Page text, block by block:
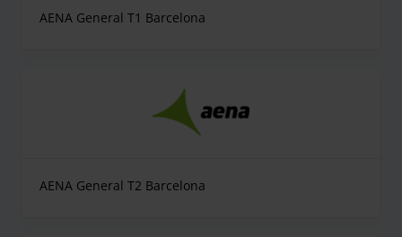
AENA General T1 Barcelona
AENA General T2 Barcelona